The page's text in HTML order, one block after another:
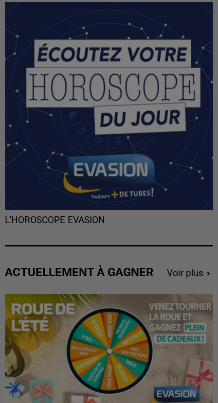
L'HOROSCOPE EVASION
ACTUELLEMENT À GAGNER Voir plus